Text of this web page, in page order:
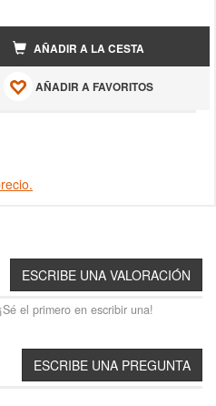
AÑADIR A LA CESTA
AÑADIR A FAVORITOS
el primero en escribir una!